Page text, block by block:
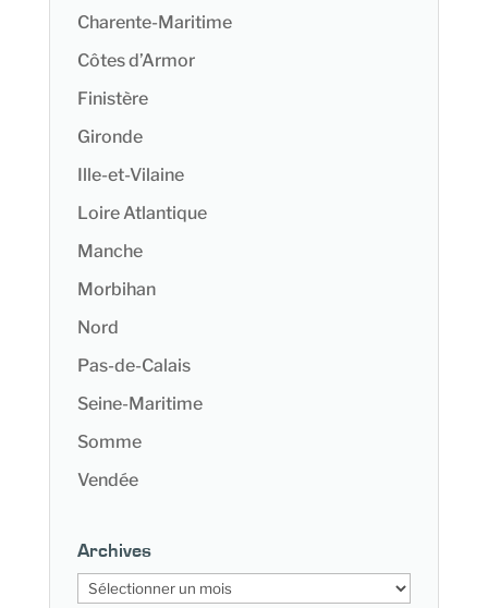
Charente-Maritime
Côtes d’Armor
Finistère
Gironde
Ille-et-Vilaine
Loire Atlantique
Manche
Morbihan
Nord
Pas-de-Calais
Seine-Maritime
Somme
Vendée
Archives
Archives